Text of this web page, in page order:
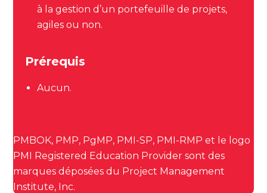
à la gestion d’un portefeuille de projets,
agiles ou non.
Prérequis
Aucun.
PMBOK, PMP, PgMP, PMI-SP, PMI-RMP et le logo
PMI Registered Education Provider sont des
marques déposées du Project Management
Institute, Inc.